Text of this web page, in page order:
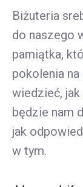
Biżuteria
do naszego
pamiątka,
pokolenia
wiedzieć,
będzie nam
jak
w tym.